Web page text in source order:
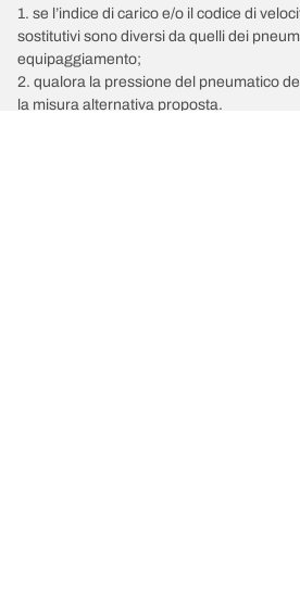
1. se l’indice di carico e/o il codice di
sostitutivi sono diversi da quelli dei
equipaggiamento;
2. qualora la pressione del pneumatico
la misura alternativa proposta.